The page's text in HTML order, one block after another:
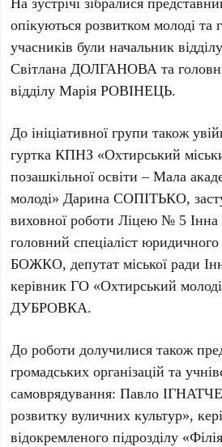
опікуються розвитком молоді та
учасників були начальник
Світлана ДОЛГАНОВА та
відділуМарія РОВІНЕЦЬ.
До ініціативної групи також
гуртка КПНЗ «Охтирський
позашкільної освіти – Мала
молоді» Дарина СОПІТЬКО,
виховної роботи Ліцею № 5
головний спеціаліст
БОЖКО, депутат міської ради
керівник ГО «Охтирський
ДУБРОВКА.
До роботи долучилися також
громадських організацій та
самоврядування:Павло
розвитку вуличних культур»,
відокремленого підрозділу